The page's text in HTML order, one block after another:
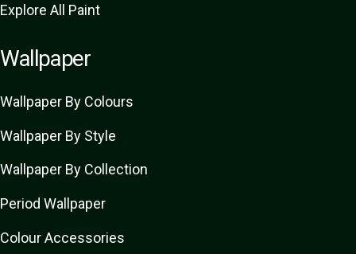
Explore All Paint
Wallpaper
Wallpaper By Colours
Wallpaper By Style
Wallpaper By Collection
Period Wallpaper
Colour Accessories